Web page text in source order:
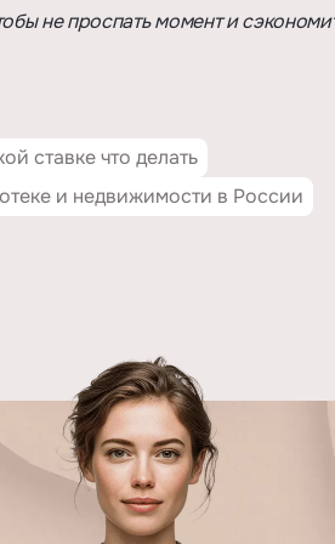
не проспать момент и
ставке что делать
и недвижимости в России